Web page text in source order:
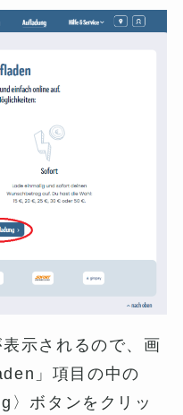
示されるので、画
」項目の中の
〉ボタンをクリッ